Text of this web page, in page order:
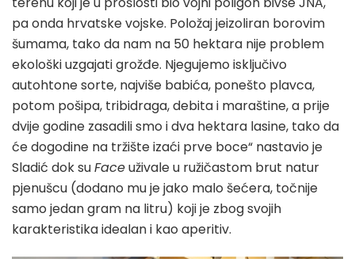
pa onda hrvatske vojske. Položaj jeizoliran borovim
šumama, tako da nam na 50 hektara nije problem
ekološki uzgajati grožđe. Njegujemo isključivo
autohtone sorte, najviše babića, ponešto plavca,
potom pošipa, tribidraga, debita i maraštine, a prije
dvije godine zasadili smo i dva hektara lasine, tako da
će dogodine na tržište izaći prve boce“ nastavio je
Sladić dok suFaceuživale u ružičastom brut natur
pjenušcu (dodano mu je jako malo šećera, točnije
samo jedan gram na litru) koji je zbog svojih
karakteristika idealan i kao aperitiv.